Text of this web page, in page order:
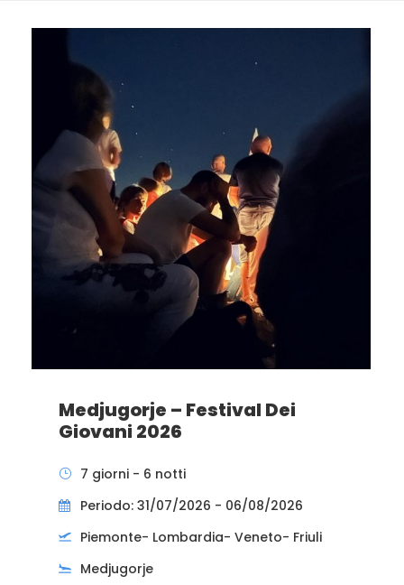
Medjugorje – Festival Dei
Giovani 2026
7 giorni - 6 notti
Periodo: 31/07/2026 - 06/08/2026
Piemonte- Lombardia- Veneto- Friuli
Medjugorje